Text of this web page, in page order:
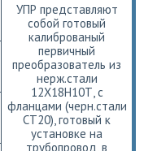
УПР представляют
собой готовый
калиброваный
первичный
преобразователь из
нерж.стали
12Х18Н10Т, с
фланцами (черн.стали
СТ20), готовый к
установке на
трубопровод, в